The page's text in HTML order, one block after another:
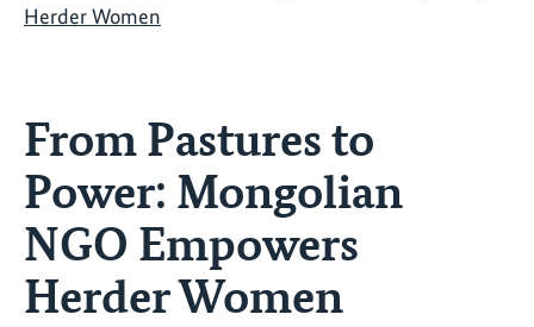
Herder Women
From Pastures to
Power: Mongolian
NGO Empowers
Herder Women